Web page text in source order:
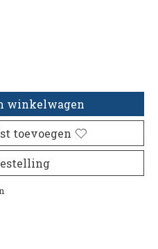
winkelwagen
toevoegen